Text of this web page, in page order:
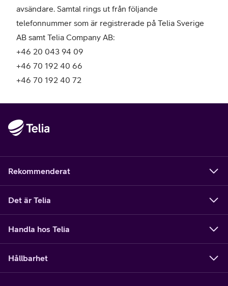
avsändare. Samtal rings ut från följande
telefonnummer som är registrerade på Telia Sverige
AB samt Telia Company AB:
+46 20 043 94 09
+46 70 192 40 66
+46 70 192 40 72
Rekommenderat
Det är Telia
Handla hos Telia
Hållbarhet